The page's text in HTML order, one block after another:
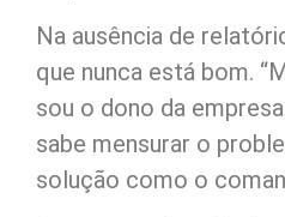
Na ausência de
que nunca está bom.
sou o dono da
sabe mensurar o
solução como o